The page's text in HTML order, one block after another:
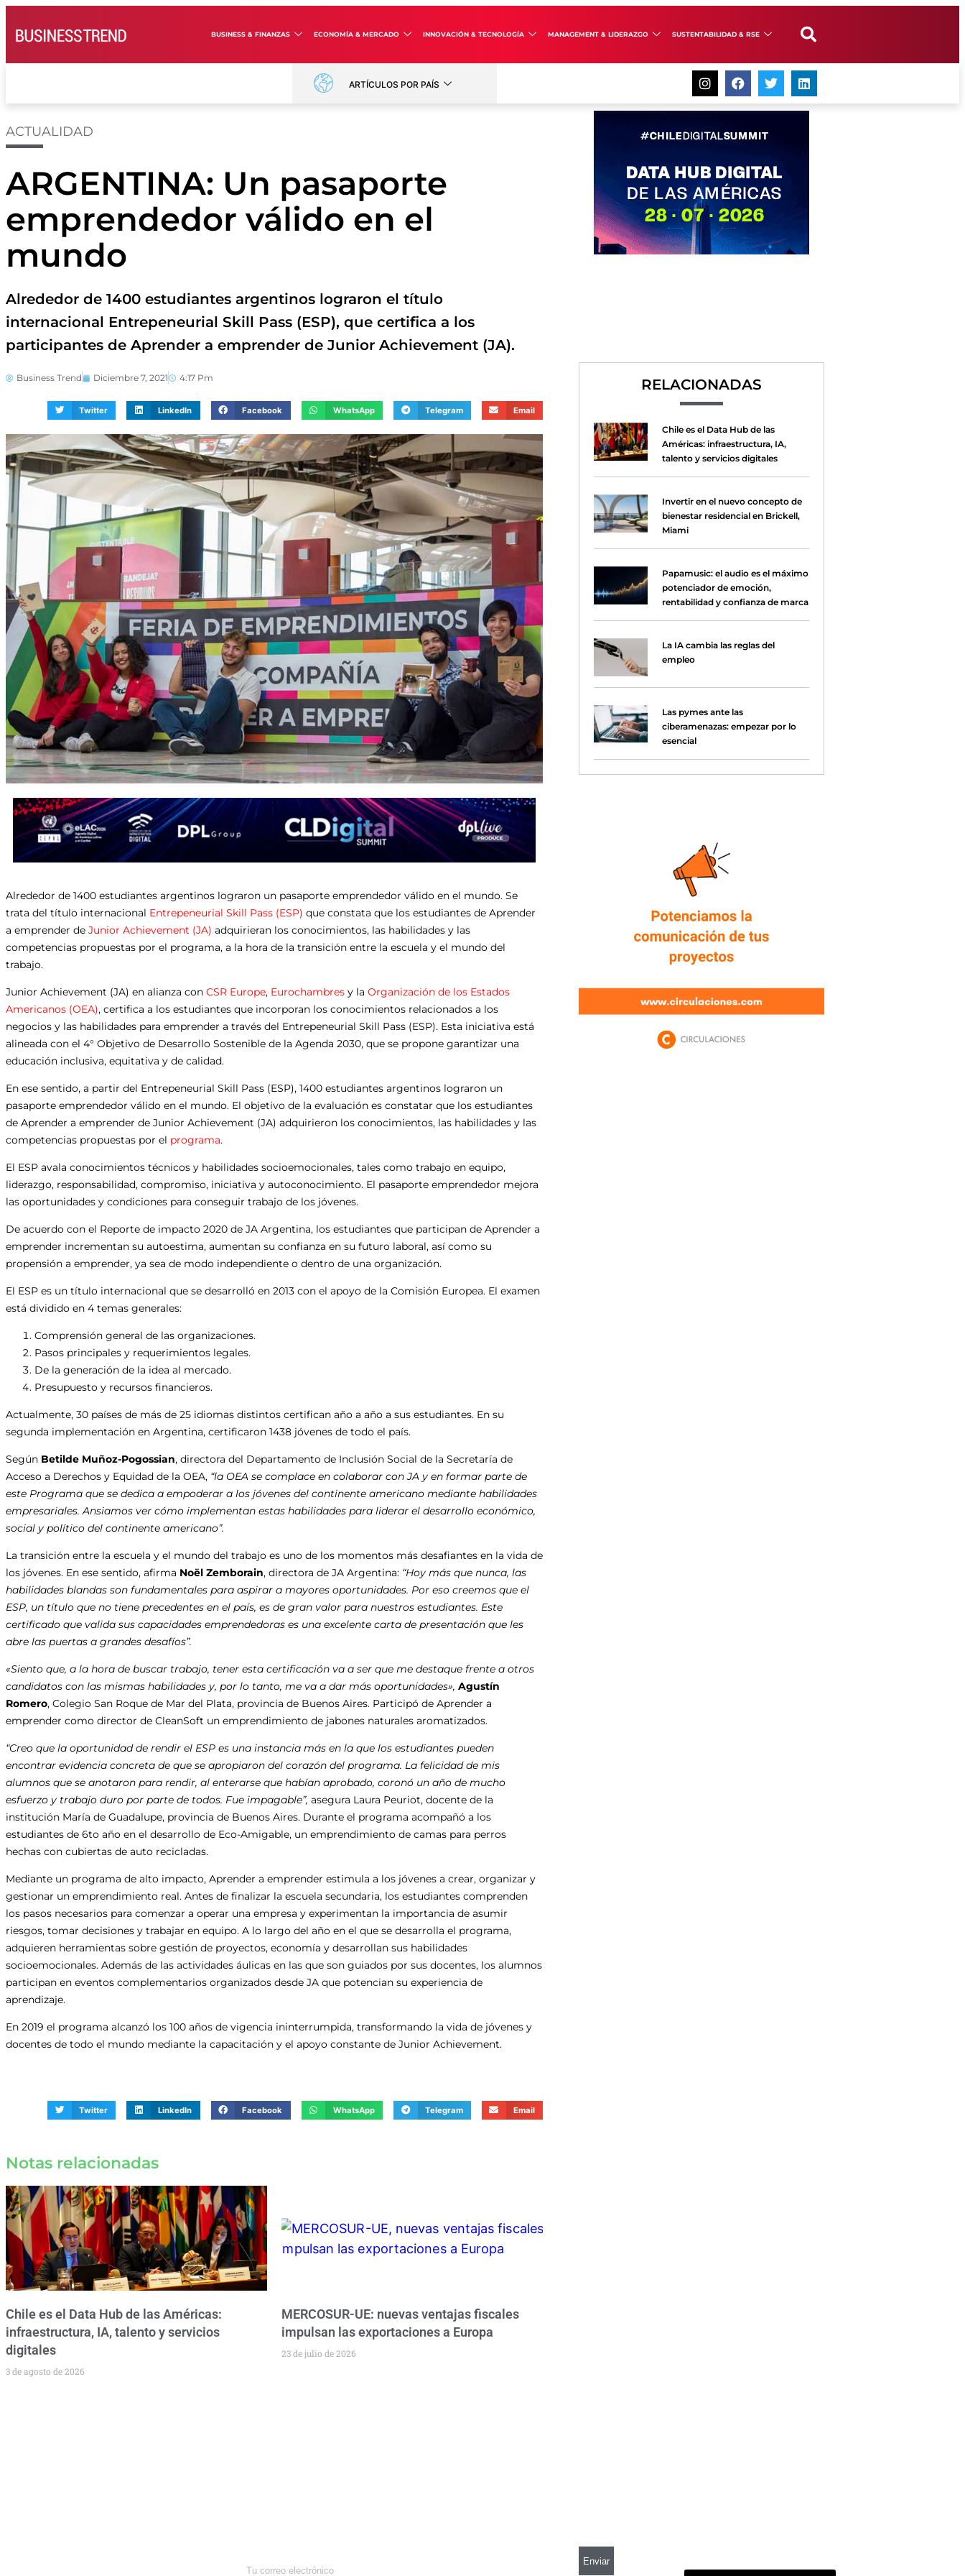
BUSINESS & FINANZAS ECONOMÍA & MERCADO INNOVACIÓN & TECNOLOGÍA MANAGEMENT & LIDERAZGO SUSTENTABILIDAD & RSE
ARTÍCULOS POR PAÍS
ACTUALIDAD
ARGENTINA: Un pasaporte
emprendedor válido en el
mundo
Alrededor de 1400 estudiantes argentinos lograron el título
internacional Entrepeneurial Skill Pass (ESP), que certifica a los
participantes de Aprender a emprender de Junior Achievement (JA).
Business Trend Diciembre 7, 2021 4:17 Pm
Twitter LinkedIn Facebook WhatsApp Telegram Email
Alrededor de 1400 estudiantes argentinos lograron un pasaporte emprendedor válido en el mundo. Se
trata del título internacional Entrepeneurial Skill Pass (ESP) que constata que los estudiantes de Aprender
a emprender de Junior Achievement (JA) adquirieran los conocimientos, las habilidades y las
competencias propuestas por el programa, a la hora de la transición entre la escuela y el mundo del
trabajo.
Junior Achievement (JA) en alianza con CSR Europe, Eurochambres y la Organización de los Estados
Americanos (OEA), certifica a los estudiantes que incorporan los conocimientos relacionados a los
negocios y las habilidades para emprender a través del Entrepeneurial Skill Pass (ESP). Esta iniciativa está
alineada con el 4° Objetivo de Desarrollo Sostenible de la Agenda 2030, que se propone garantizar una
educación inclusiva, equitativa y de calidad.
En ese sentido, a partir del Entrepeneurial Skill Pass (ESP), 1400 estudiantes argentinos lograron un
pasaporte emprendedor válido en el mundo. El objetivo de la evaluación es constatar que los estudiantes
de Aprender a emprender de Junior Achievement (JA) adquirieron los conocimientos, las habilidades y las
competencias propuestas por el programa.
El ESP avala conocimientos técnicos y habilidades socioemocionales, tales como trabajo en equipo,
liderazgo, responsabilidad, compromiso, iniciativa y autoconocimiento. El pasaporte emprendedor mejora
las oportunidades y condiciones para conseguir trabajo de los jóvenes.
De acuerdo con el Reporte de impacto 2020 de JA Argentina, los estudiantes que participan de Aprender a
emprender incrementan su autoestima, aumentan su confianza en su futuro laboral, así como su
propensión a emprender, ya sea de modo independiente o dentro de una organización.
El ESP es un título internacional que se desarrolló en 2013 con el apoyo de la Comisión Europea. El examen
está dividido en 4 temas generales:
Comprensión general de las organizaciones.
Pasos principales y requerimientos legales.
De la generación de la idea al mercado.
Presupuesto y recursos financieros.
Actualmente, 30 países de más de 25 idiomas distintos certifican año a año a sus estudiantes. En su
segunda implementación en Argentina, certificaron 1438 jóvenes de todo el país.
Según Betilde Muñoz-Pogossian, directora del Departamento de Inclusión Social de la Secretaría de
Acceso a Derechos y Equidad de la OEA, “la OEA se complace en colaborar con JA y en formar parte de
este Programa que se dedica a empoderar a los jóvenes del continente americano mediante habilidades
empresariales. Ansiamos ver cómo implementan estas habilidades para liderar el desarrollo económico,
social y político del continente americano”.
La transición entre la escuela y el mundo del trabajo es uno de los momentos más desafiantes en la vida de
los jóvenes. En ese sentido, afirma Noël Zemborain, directora de JA Argentina: “Hoy más que nunca, las
habilidades blandas son fundamentales para aspirar a mayores oportunidades. Por eso creemos que el
ESP, un título que no tiene precedentes en el país, es de gran valor para nuestros estudiantes. Este
certificado que valida sus capacidades emprendedoras es una excelente carta de presentación que les
abre las puertas a grandes desafíos”.
«Siento que, a la hora de buscar trabajo, tener esta certificación va a ser que me destaque frente a otros
candidatos con las mismas habilidades y, por lo tanto, me va a dar más oportunidades», Agustín
Romero, Colegio San Roque de Mar del Plata, provincia de Buenos Aires. Participó de Aprender a
emprender como director de CleanSoft un emprendimiento de jabones naturales aromatizados.
“Creo que la oportunidad de rendir el ESP es una instancia más en la que los estudiantes pueden
encontrar evidencia concreta de que se apropiaron del corazón del programa. La felicidad de mis
alumnos que se anotaron para rendir, al enterarse que habían aprobado, coronó un año de mucho
esfuerzo y trabajo duro por parte de todos. Fue impagable”, asegura Laura Peuriot, docente de la
institución María de Guadalupe, provincia de Buenos Aires. Durante el programa acompañó a los
estudiantes de 6to año en el desarrollo de Eco-Amigable, un emprendimiento de camas para perros
hechas con cubiertas de auto recicladas.
Mediante un programa de alto impacto, Aprender a emprender estimula a los jóvenes a crear, organizar y
gestionar un emprendimiento real. Antes de finalizar la escuela secundaria, los estudiantes comprenden
los pasos necesarios para comenzar a operar una empresa y experimentan la importancia de asumir
riesgos, tomar decisiones y trabajar en equipo. A lo largo del año en el que se desarrolla el programa,
adquieren herramientas sobre gestión de proyectos, economía y desarrollan sus habilidades
socioemocionales. Además de las actividades áulicas en las que son guiados por sus docentes, los alumnos
participan en eventos complementarios organizados desde JA que potencian su experiencia de
aprendizaje.
En 2019 el programa alcanzó los 100 años de vigencia ininterrumpida, transformando la vida de jóvenes y
docentes de todo el mundo mediante la capacitación y el apoyo constante de Junior Achievement.
Twitter LinkedIn Facebook WhatsApp Telegram Email
Notas relacionadas
Chile es el Data Hub de las Américas:
infraestructura, IA, talento y servicios
digitales
3 de agosto de 2026
MERCOSUR-UE: nuevas ventajas fiscales
impulsan las exportaciones a Europa
23 de julio de 2026
RELACIONADAS
Chile es el Data Hub de las
Américas: infraestructura, IA,
talento y servicios digitales
Invertir en el nuevo concepto de
bienestar residencial en Brickell,
Miami
Papamusic: el audio es el máximo
potenciador de emoción,
rentabilidad y confianza de marca
La IA cambia las reglas del
empleo
Las pymes ante las
ciberamenazas: empezar por lo
esencial